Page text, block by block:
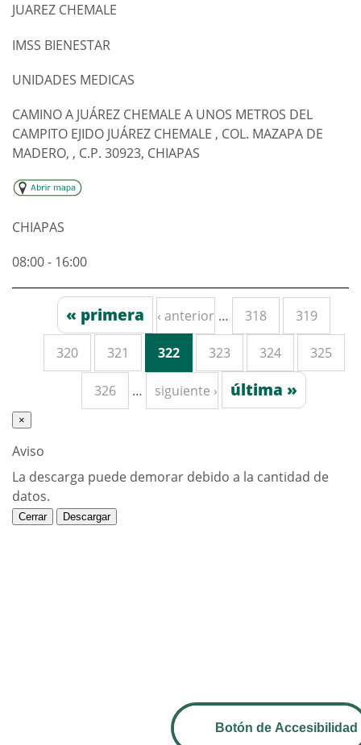
JUAREZ CHEMALE
IMSS BIENESTAR
UNIDADES MEDICAS
CAMINO A JUÁREZ CHEMALE A UNOS METROS DEL
CAMPITO EJIDO JUÁREZ CHEMALE , COL. MAZAPA DE
MADERO, , C.P. 30923, CHIAPAS
CHIAPAS
08:00 - 16:00
« primera ‹ anterior … 318 319
320 321 322 323 324 325
326 … siguiente › última »
×
Aviso
La descarga puede demorar debido a la cantidad de
datos.
Cerrar Descargar
Botón de Accesibilidad